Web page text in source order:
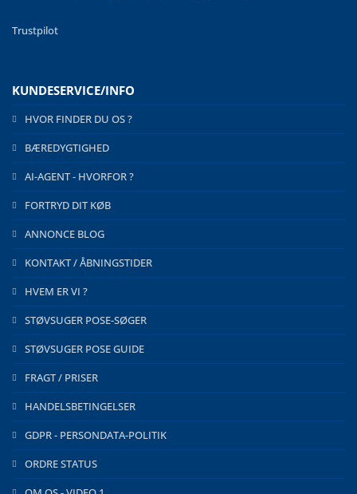
Trustpilot
KUNDESERVICE/INFO
HVOR FINDER DU OS ?
BÆREDYGTIGHED
AI-AGENT - HVORFOR ?
FORTRYD DIT KØB
ANNONCE BLOG
KONTAKT / ÅBNINGSTIDER
HVEM ER VI ?
STØVSUGER POSE-SØGER
STØVSUGER POSE GUIDE
FRAGT / PRISER
HANDELSBETINGELSER
GDPR - PERSONDATA-POLITIK
ORDRE STATUS